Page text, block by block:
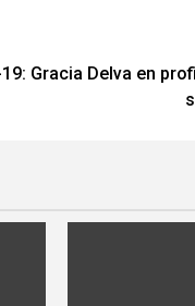
Gracia Delva en